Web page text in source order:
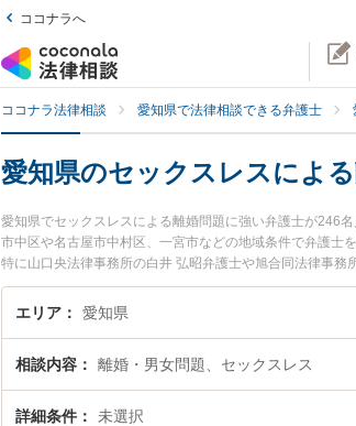
ココナラへ
ココナラ法律相談 愛知県で法律相談できる弁護士
愛知県のセックスレスによ
愛知県でセックスレスによる離婚問題に強い弁護士が246
市中区や名古屋市中村区、一宮市などの地域条件で弁護士
特に山口央法律事務所の白井 弘昭弁護士や旭合同法律事
目されています。『愛知県で土日や夜間に発生したセック
豊富な近くの弁護士を検索したい』『初回相談無料でセ
エリア 愛知県
相談内容 離婚・男女問題、セックスレス
詳細条件 未選択